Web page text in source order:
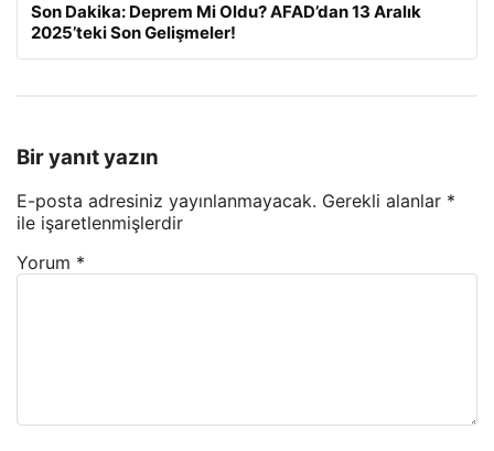
Son Dakika: Deprem Mi Oldu? AFAD’dan 13 Aralık
2025’teki Son Gelişmeler!
Bir yanıt yazın
E-posta adresiniz yayınlanmayacak. Gerekli alanlar *
ile işaretlenmişlerdir
Yorum *